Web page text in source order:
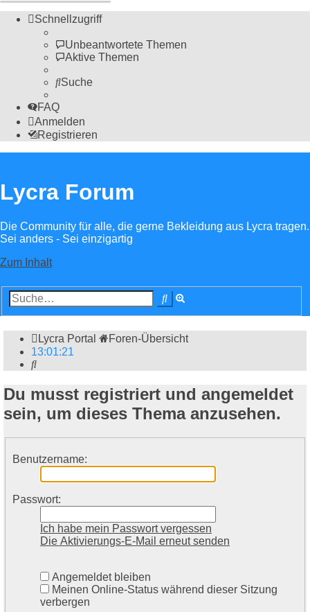
Schnellzugriff
Unbeantwortete Themen
Aktive Themen
Suche
FAQ
Anmelden
Registrieren
Lycra Forum
Die Community für alle, die gerne Bekleidung aus Lycra tragen.
Sei anders - Sei einzigartig
Zum Inhalt
Suche
Lycra Portal
Foren-Übersicht
13:01:21
Suche
Du musst registriert und angemeldet
sein, um dieses Thema anzusehen.
Benutzername:
Passwort:
Ich habe mein Passwort vergessen
Die Aktivierungs-E-Mail erneut senden
Angemeldet bleiben
Meinen Online-Status während dieser Sitzung
verbergen